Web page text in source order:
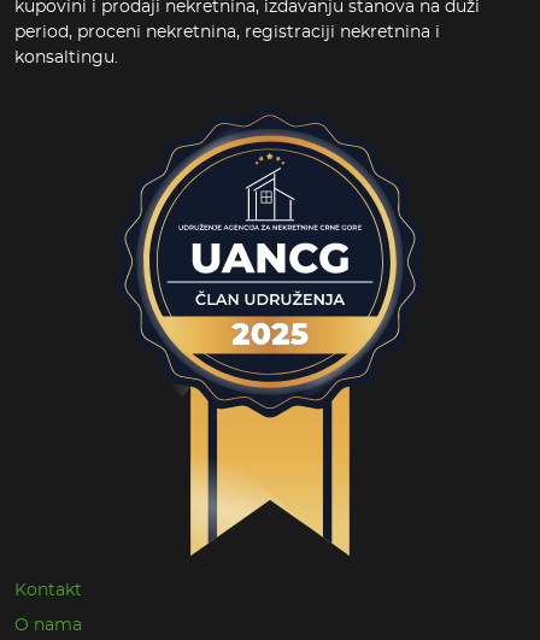
kupovini i prodaji nekretnina, izdavanju stanova na duži
period, proceni nekretnina, registraciji nekretnina i
konsaltingu.
Kontakt
O nama